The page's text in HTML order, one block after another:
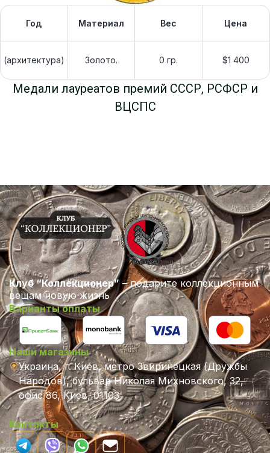
Год Материал Вес Цена
(архитектура) Золото. 0 гр. $1 400
Медали лауреатов премий СССР, РСФСР и
ВЦСПС
Клуб “Коллекционер” – подарите коллекционным
вещам новую жизнь
Варианты оплаты
Наши магазины
Украина, г. Киев, метро Звиринецкая (Дружбы
Народов), бульвар Николая Михновского, 32,
офис 86, Киев, 01103
Контакты